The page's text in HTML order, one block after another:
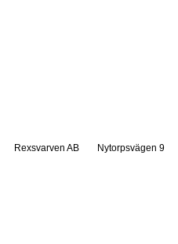
Rexsvarven AB Nytorpsvägen 9